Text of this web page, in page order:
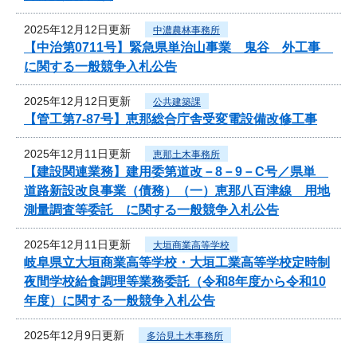
2025年12月12日更新 中濃農林事務所
【中治第0711号】緊急県単治山事業 鬼谷 外工事
に関する一般競争入札公告
2025年12月12日更新 公共建築課
【管工第7-87号】恵那総合庁舎受変電設備改修工事
2025年12月11日更新 恵那土木事務所
【建設関連業務】建用委第道改－8－9－C号／県単
道路新設改良事業（債務）（一）恵那八百津線 用地
測量調査等委託 に関する一般競争入札公告
2025年12月11日更新 大垣商業高等学校
岐阜県立大垣商業高等学校・大垣工業高等学校定時制
夜間学校給食調理等業務委託（令和8年度から令和10
年度）に関する一般競争入札公告
2025年12月9日更新 多治見土木事務所